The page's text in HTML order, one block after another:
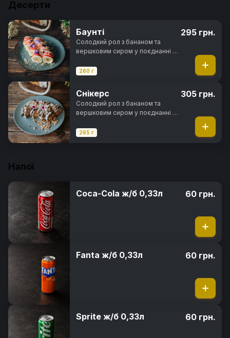
Десерти
Баунті
Солодкий рол з бананом та
вершковим сиром у поєднанні з
цукровою пудрою, в
полуничним топінгом
260 г
295 грн.
Снікерс
Солодкий рол з бананом та
вершковим сиром у поєднанні з
повітряному рисовому тісті з
265 г
305 грн.
Напої
Coca-Cola ж/б 0,33л 60 грн.
Fanta ж/б 0,33л 60 грн.
Sprite ж/б 0,33л 60 грн.